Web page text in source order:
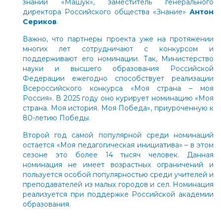
знаний «Машук», заместитель генерального
директора Российского общества «Знание» Антон
Сериков.
Важно, что партнеры проекта уже на протяжении
многих лет сотрудничают с конкурсом и
поддерживают его номинации. Так, Министерство
науки и высшего образования Российской
Федерации ежегодно способствует реализации
Всероссийского конкурса «Моя страна – моя
Россия». В 2025 году оно курирует номинацию «Моя
страна. Моя история. Моя Победа», приуроченную к
80-летию Победы.
Второй год самой популярной среди номинаций
остается «Моя педагогическая инициатива» – в этом
сезоне это более 14 тысяч человек. Данная
номинация не имеет возрастных ограничений и
пользуется особой популярностью среди учителей и
преподавателей из малых городов и сел. Номинация
реализуется при поддержке Российской академии
образования.